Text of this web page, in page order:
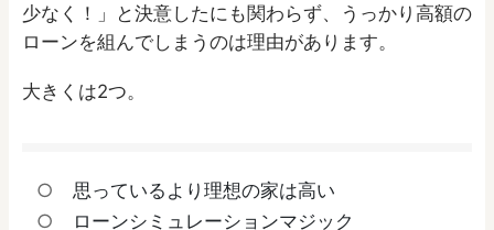
少なく！」と決意したにも関わらず、うっかり高額の
ローンを組んでしまうのは理由があります。
大きくは2つ。
思っているより理想の家は高い
ローンシミュレーションマジック